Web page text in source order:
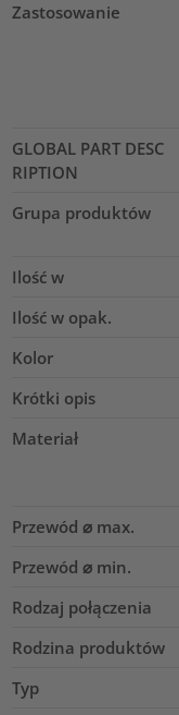
Zastosowanie
GLOBAL PART DESC
RIPTION
Grupa produktów
Ilość w
Ilość w opak.
Kolor
Krótki opis
Materiał
Przewód ⌀ max.
Przewód ⌀ min.
Rodzaj połączenia
Rodzina produktów
Typ